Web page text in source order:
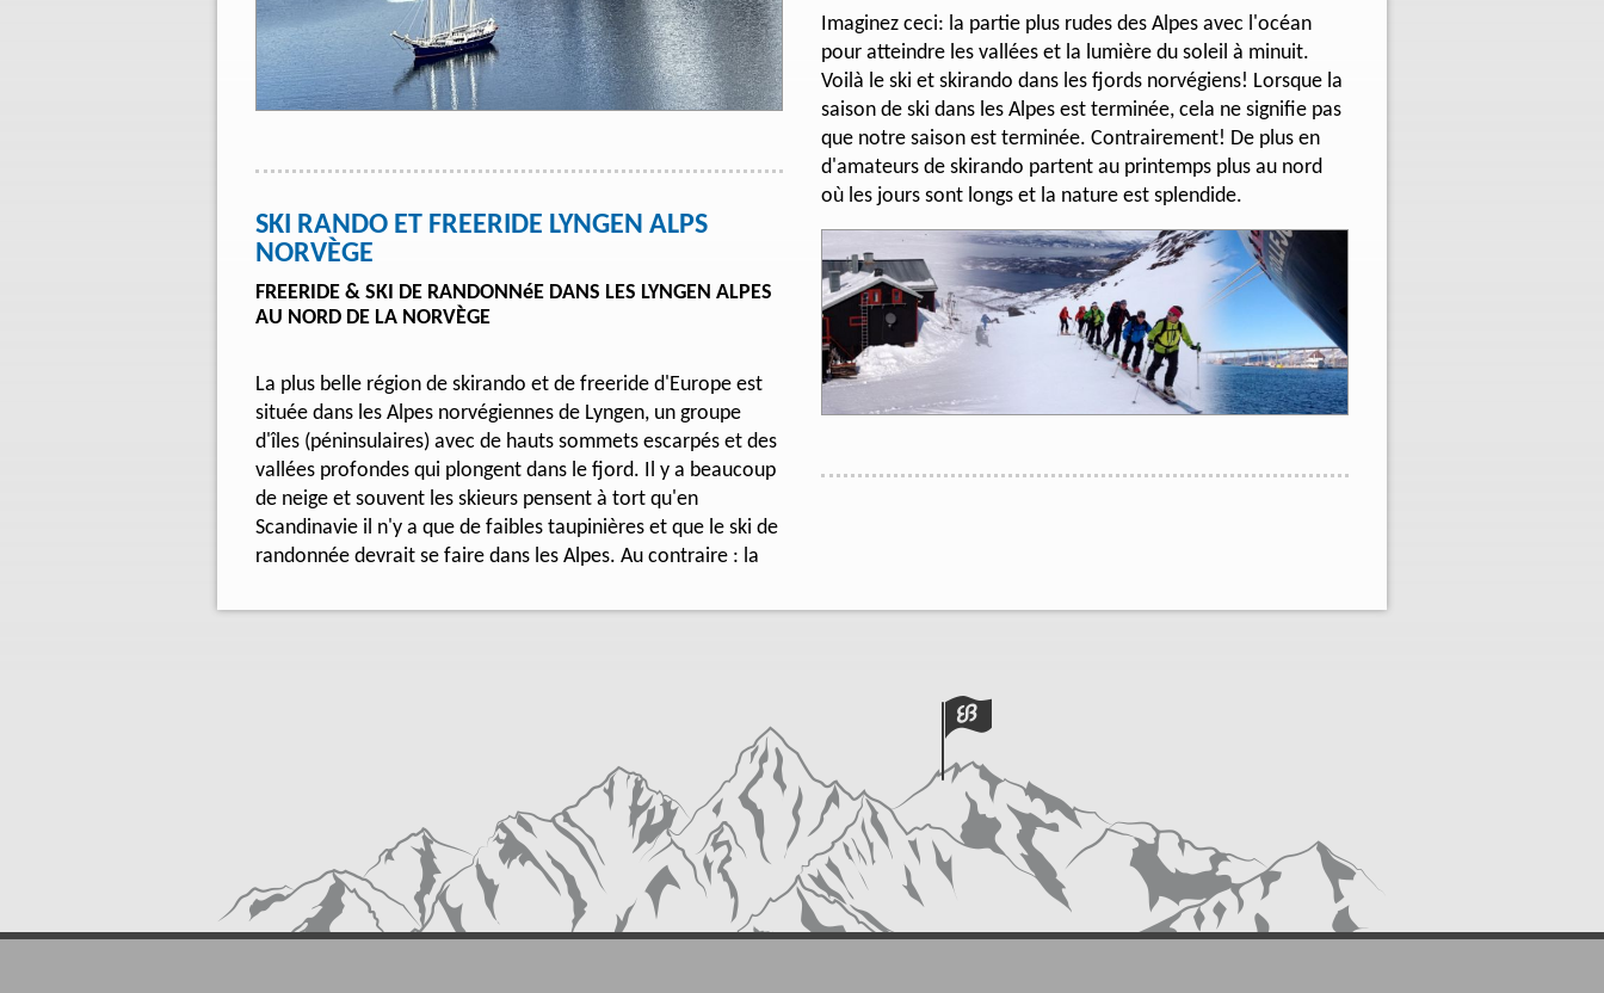
SKI RANDO ET FREERIDE LYNGEN ALPS
NORVÈGE
FREERIDE & SKI DE RANDONNéE DANS LES LYNGEN ALPES
AU NORD DE LA NORVÈGE
La plus belle région de skirando et de freeride d'Europe est
située dans les Alpes norvégiennes de Lyngen, un groupe
d'îles (péninsulaires) avec de hauts sommets escarpés et des
vallées profondes qui plongent dans le fjord. Il y a beaucoup
de neige et souvent les skieurs pensent à tort qu'en
Scandinavie il n'y a que de faibles taupinières et que le ski de
randonnée devrait se faire dans les Alpes. Au contraire : la
Imaginez ceci: la partie plus rudes des Alpes avec l'océan
pour atteindre les vallées et la lumière du soleil à minuit.
Voilà le ski et skirando dans les fjords norvégiens! Lorsque la
saison de ski dans les Alpes est terminée, cela ne signifie pas
que notre saison est terminée. Contrairement! De plus en
d'amateurs de skirando partent au printemps plus au nord
où les jours sont longs et la nature est splendide.